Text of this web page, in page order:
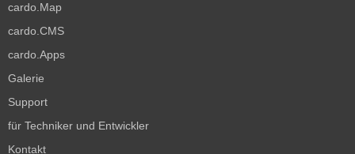
cardo.Map
cardo.CMS
cardo.Apps
Galerie
Support
für Techniker und Entwickler
Kontakt